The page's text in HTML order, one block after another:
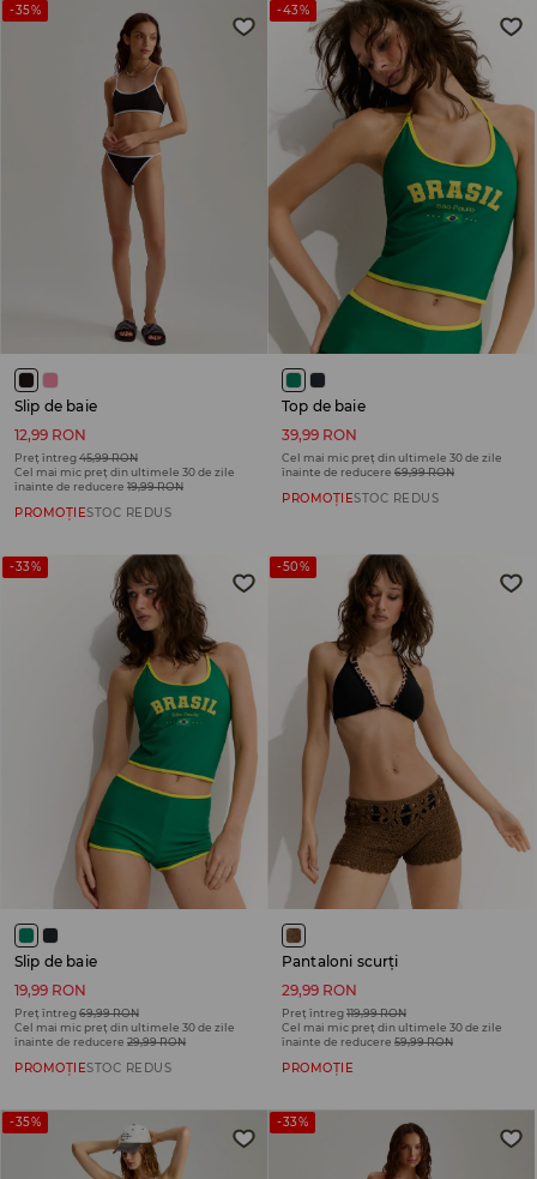
-35%
Slip de baie
12,99 RON
Preț întreg45,99 RON
Cel mai mic preț din ultimele 30 de zile
înainte de reducere 19,99 RON
PROMOȚIESTOC REDUS
-43%
Top de baie
39,99 RON
Cel mai mic preț din ultimele 30 de zile
înainte de reducere 69,99 RON
PROMOȚIESTOC REDUS
-33%
Slip de baie
19,99 RON
Preț întreg69,99 RON
Cel mai mic preț din ultimele 30 de zile
înainte de reducere 29,99 RON
PROMOȚIESTOC REDUS
-50%
Pantaloni scurți
29,99 RON
Preț întreg119,99 RON
Cel mai mic preț din ultimele 30 de zile
înainte de reducere 59,99 RON
PROMOȚIE
-35% -33%